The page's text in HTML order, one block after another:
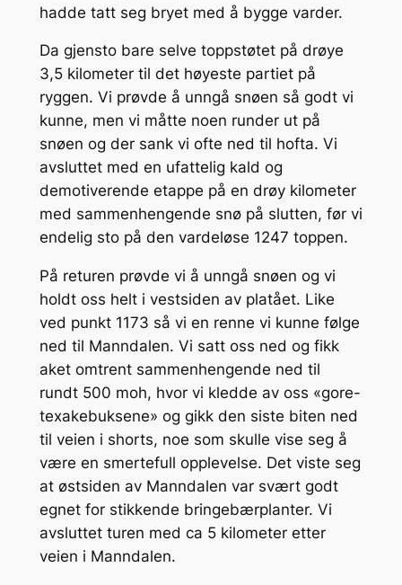
hadde tatt seg bryet med å bygge varder.
Da gjensto bare selve toppstøtet på drøye
3,5 kilometer til det høyeste partiet på
ryggen. Vi prøvde å unngå snøen så godt vi
kunne, men vi måtte noen runder ut på
snøen og der sank vi ofte ned til hofta. Vi
avsluttet med en ufattelig kald og
demotiverende etappe på en drøy kilometer
med sammenhengende snø på slutten, før vi
endelig sto på den vardeløse 1247 toppen.
På returen prøvde vi å unngå snøen og vi
holdt oss helt i vestsiden av platået. Like
ved punkt 1173 så vi en renne vi kunne følge
ned til Manndalen. Vi satt oss ned og fikk
aket omtrent sammenhengende ned til
rundt 500 moh, hvor vi kledde av oss «gore-
texakebuksene» og gikk den siste biten ned
til veien i shorts, noe som skulle vise seg å
være en smertefull opplevelse. Det viste seg
at østsiden av Manndalen var svært godt
egnet for stikkende bringebærplanter. Vi
avsluttet turen med ca 5 kilometer etter
veien i Manndalen.